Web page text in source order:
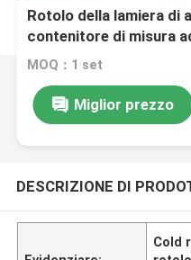
Rotolo della lamiera di
contenitore di misura
copertura della porta
MOQ：1 set
Miglior prezzo
DESCRIZIONE DI
Cold